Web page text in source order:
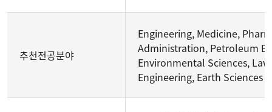
추천전공분야
Engineering, Medicine,
Administration, Petroleum
Environmental Sciences,
Engineering, Earth Sciences